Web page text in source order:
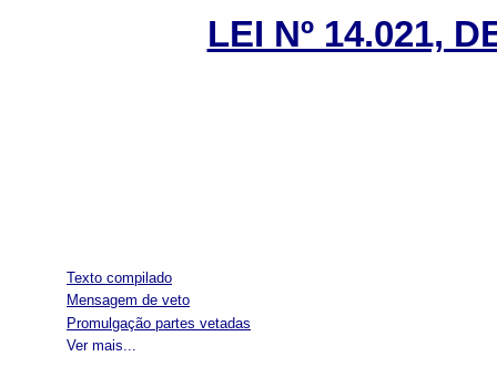
LEI Nº 14.021,
Ver mais...
Texto compilado
Mensagem de veto
Promulgação partes vetadas